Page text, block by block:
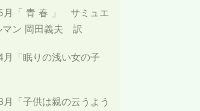
月「 青 春 」 サミュエ
マン 岡田義夫 訳
「眠りの浅い女の子
「子供は親の云うよう